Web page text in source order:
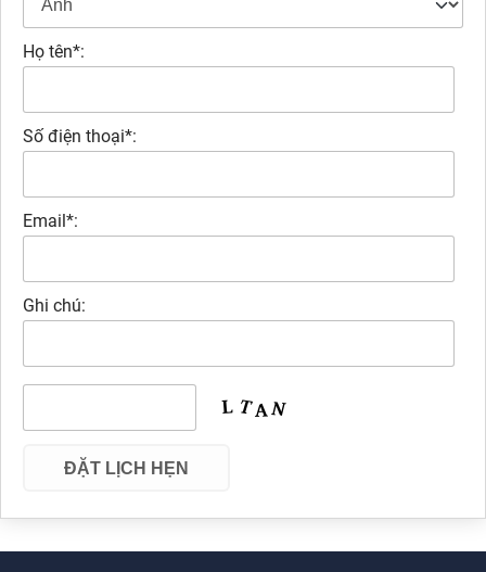
Họ tên*:
Số điện thoại*:
Email*:
Ghi chú: